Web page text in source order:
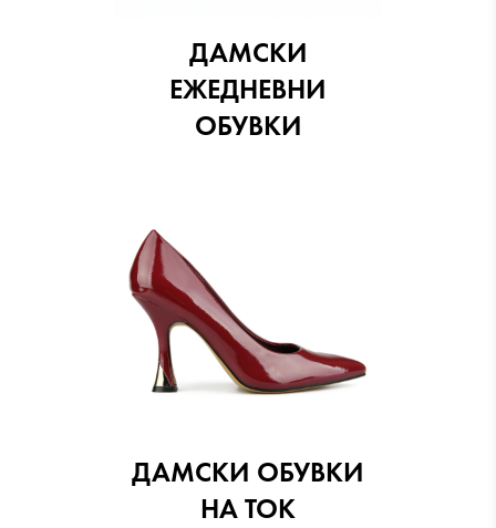
ДАМСКИ
ЕЖЕДНЕВНИ
ОБУВКИ
ДАМСКИ ОБУВКИ
НА ТОК